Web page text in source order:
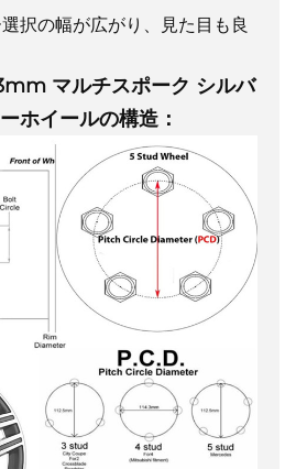
択の幅が広がり、見た目も良
マルチスポーク シルバ
ホイールの構造：